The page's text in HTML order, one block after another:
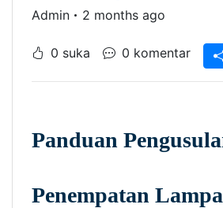
Admin 2 months ago
0 suka 0 komentar
Panduan
Penempatan